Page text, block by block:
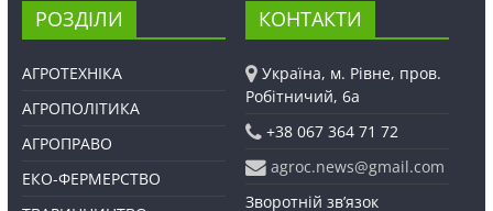
РОЗДІЛИ
АГРОТЕХНІКА
АГРОПОЛІТИКА
АГРОПРАВО
ЕКО-ФЕРМЕРСТВО
КОНТАКТИ
Україна, м. Рівне, пров.
Робітничий, 6а
+38 067 364 71 72
agroc.news@gmail.com
Зворотній зв’язок